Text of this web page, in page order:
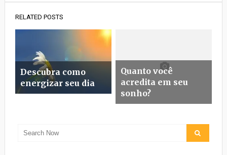
RELATED POSTS
Descubra como
energizar seu dia
Quanto você
acredita em seu
sonho?